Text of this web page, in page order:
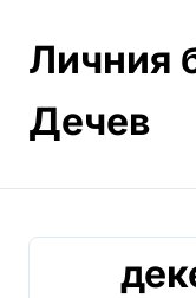
contentЛичния
Дечев